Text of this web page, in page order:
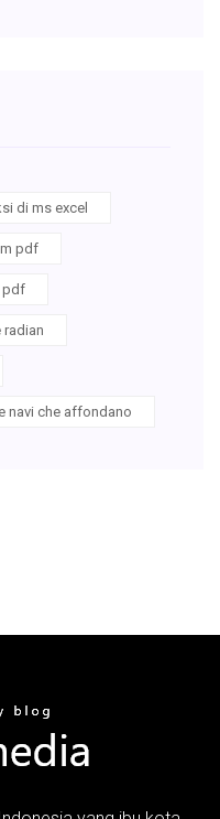
di ms excel
pdf
pdf
radian
navi che affondano